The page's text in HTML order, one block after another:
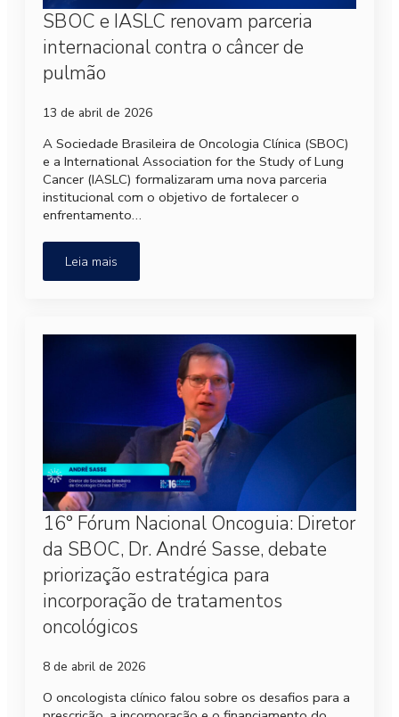
SBOC e IASLC renovam parceria
internacional contra o câncer de
pulmão
13 de abril de 2026
A Sociedade Brasileira de Oncologia Clínica (SBOC)
e a International Association for the Study of Lung
Cancer (IASLC) formalizaram uma nova parceria
institucional com o objetivo de fortalecer o
enfrentamento…
Leia mais
16° Fórum Nacional Oncoguia: Diretor
da SBOC, Dr. André Sasse, debate
priorização estratégica para
incorporação de tratamentos
oncológicos
8 de abril de 2026
O oncologista clínico falou sobre os desafios para a